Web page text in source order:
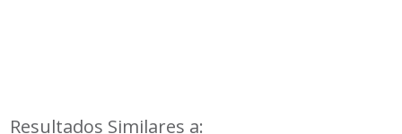
Resultados Similares a: